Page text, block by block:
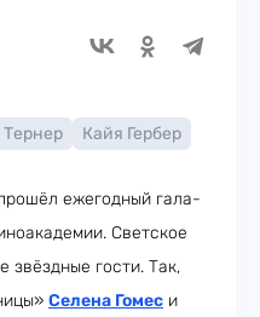
Кайя Гербер
ежегодный гала-
Светское
звёздные гости. Так,
Селена Гомес и